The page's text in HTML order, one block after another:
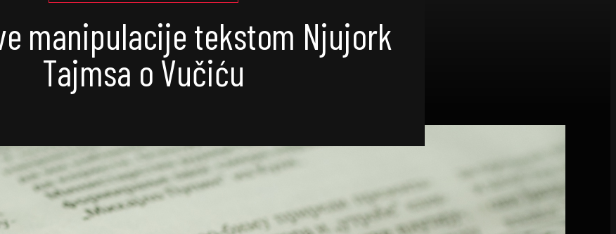
manipulacije tekstom Njujork
Tajmsa o Vučiću